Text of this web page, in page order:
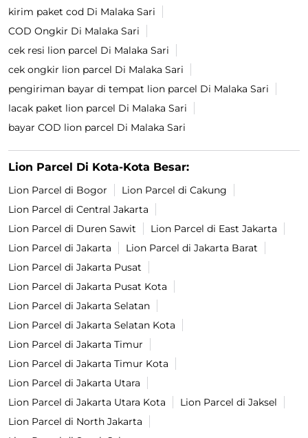
kirim paket cod Di Malaka Sari
COD Ongkir Di Malaka Sari
cek resi lion parcel Di Malaka Sari
cek ongkir lion parcel Di Malaka Sari
pengiriman bayar di tempat lion parcel Di Malaka Sari
lacak paket lion parcel Di Malaka Sari
bayar COD lion parcel Di Malaka Sari
Lion Parcel Di Kota-Kota Besar:
Lion Parcel di Bogor
Lion Parcel di Cakung
Lion Parcel di Central Jakarta
Lion Parcel di Duren Sawit
Lion Parcel di East Jakarta
Lion Parcel di Jakarta
Lion Parcel di Jakarta Barat
Lion Parcel di Jakarta Pusat
Lion Parcel di Jakarta Pusat Kota
Lion Parcel di Jakarta Selatan
Lion Parcel di Jakarta Selatan Kota
Lion Parcel di Jakarta Timur
Lion Parcel di Jakarta Timur Kota
Lion Parcel di Jakarta Utara
Lion Parcel di Jakarta Utara Kota
Lion Parcel di Jaksel
Lion Parcel di North Jakarta